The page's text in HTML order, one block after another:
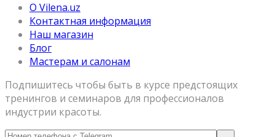
О Vilena.uz
Контактная информация
Наш магазин
Блог
Мастерам и салонам
Подпишитесь чтобы быть в курсе предстоящих
тренингов и семинаров для профессионалов
индустрии красоты.